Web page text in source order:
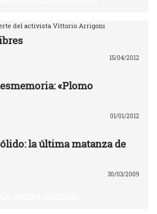
del activista Vittorio Arrigoni
15/04/2012
«Plomo
01/01/2012
la última matanza de
30/03/2009